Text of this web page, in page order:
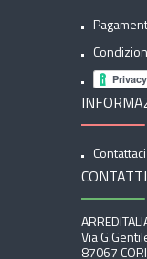
Contattaci
CONTATTI
Via
87067